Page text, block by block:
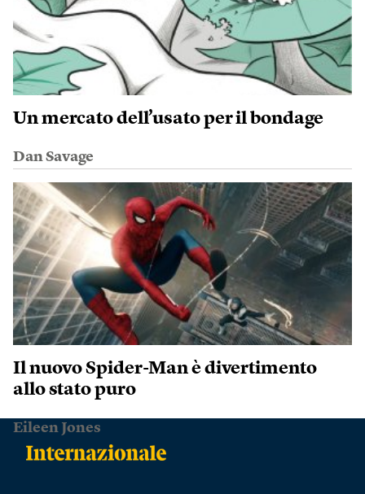
Un mercato dell’usato per il bondage
Dan Savage
Il nuovo Spider-Man è divertimento
allo stato puro
Eileen Jones